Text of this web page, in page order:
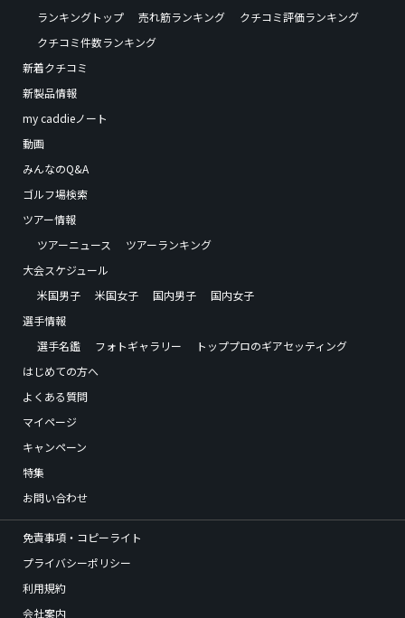
ランキングトップ
売れ筋ランキング
クチコミ評価ランキング
クチコミ件数ランキング
新着クチコミ
新製品情報
my caddieノート
動画
みんなのQ&A
ゴルフ場検索
ツアー情報
ツアーニュース
ツアーランキング
大会スケジュール
米国男子
米国女子 国内男子
国内女子
選手情報
選手名鑑
フォトギャラリー
トッププロのギアセッティング
はじめての方へ
よくある質問
マイページ
キャンペーン
特集
お問い合わせ
免責事項・コピーライト
プライバシーポリシー
利用規約
会社案内